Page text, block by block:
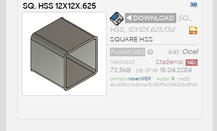
SQ. HSS 12X12X.625
◄ DOWNLOAD SQ._
HSS_12X12X.625.f3d
SQUARE HSS
kat: Ocel
Fusion360
Staženo: 142x
Velikost
72,5kB• ze dne 15.04.2024
Umístil:robertPER^ • Autor: R• md5:
8c309cc1c8cca7c190ffd394301c8f94